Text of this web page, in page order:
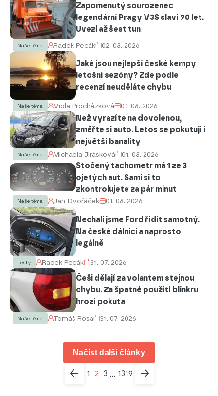
Zapomenutý sourozenec
legendární Pragy V3S slaví 70 let.
Uvezl až šest tun
Naše téma Radek Pecák 02. 08. 2026
Jaké jsou nejlepší české kempy
letošní sezóny? Zde podle
recenzí neuděláte chybu
Naše téma Viola Procházková 01. 08. 2026
Než vyrazíte na dovolenou,
změřte si auto. Letos se pokutují i
největší banality
Naše téma Michaela Jirásková 01. 08. 2026
Stočený tachometr má 1 ze 3
ojetých aut. Sami si to
zkontrolujete za pár minut
Naše téma Jan Dvořáček 01. 08. 2026
Nechali jsme Ford řídit samotný.
Na české dálnici a naprosto
legálně
Testy Radek Pecák 31. 07. 2026
Češi dělají za volantem stejnou
chybu. Za špatné použití blinkru
hrozí pokuta
Naše téma Tomáš Rosa 31. 07. 2026
Načíst další články
1 2 3 ... 1319